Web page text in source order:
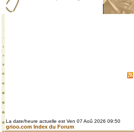
La date/heure actuelle est Ven 07 Aoû 2026 09:50
grioo.com Index du Forum